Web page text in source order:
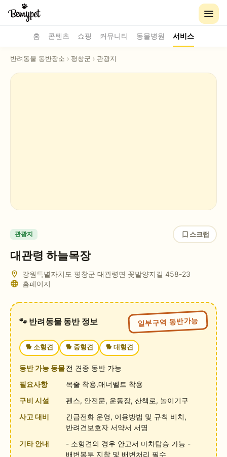
홈 콘텐츠 쇼핑 커뮤니티 동물병원 서비스
반려동물 동반장소 › 평창군 › 관광지
관광지 스크랩
대관령 하늘목장
강원특별자치도 평창군 대관령면 꽃밭양지길 458-23
홈페이지
🐾 반려동물 동반 정보 일부구역 동반가능
🐕 소형견 🐕 중형견 🐕 대형견
동반 가능 동물전 견종 동반 가능
필요사항
목줄 착용,매너벨트 착용
구비 시설
펜스, 안전문, 운동장, 산책로, 놀이기구
사고 대비
긴급전화 운영, 이용방법 및 규칙 비치,
반려견보호자 서약서 서명
기타 안내
- 소형견의 경우 안고서 마차탑승 가능 -
배변봉투 지참 및 배변처리 필수